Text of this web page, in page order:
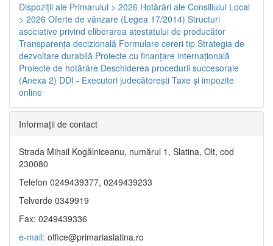
Dispoziţii ale Primarului > 2026 Hotărâri ale Consiliului Local
> 2026 Oferte de vânzare (Legea 17/2014) Structuri
asociative privind eliberarea atestatului de producător
Transparenţa decizională Formulare cereri tip Strategia de
dezvoltare durabilă Proiecte cu finanţare internaţională
Proiecte de hotărâre Deschiderea procedurii succesorale
(Anexa 2) DDI - Executori judecătorești Taxe şi impozite
online
Informaţii de contact
Strada Mihail Kogălniceanu, numărul 1, Slatina, Olt, cod
230080
Telefon 0249439377, 0249439233
Telverde 0349919
Fax: 0249439336
e-mail: office@primariaslatina.ro